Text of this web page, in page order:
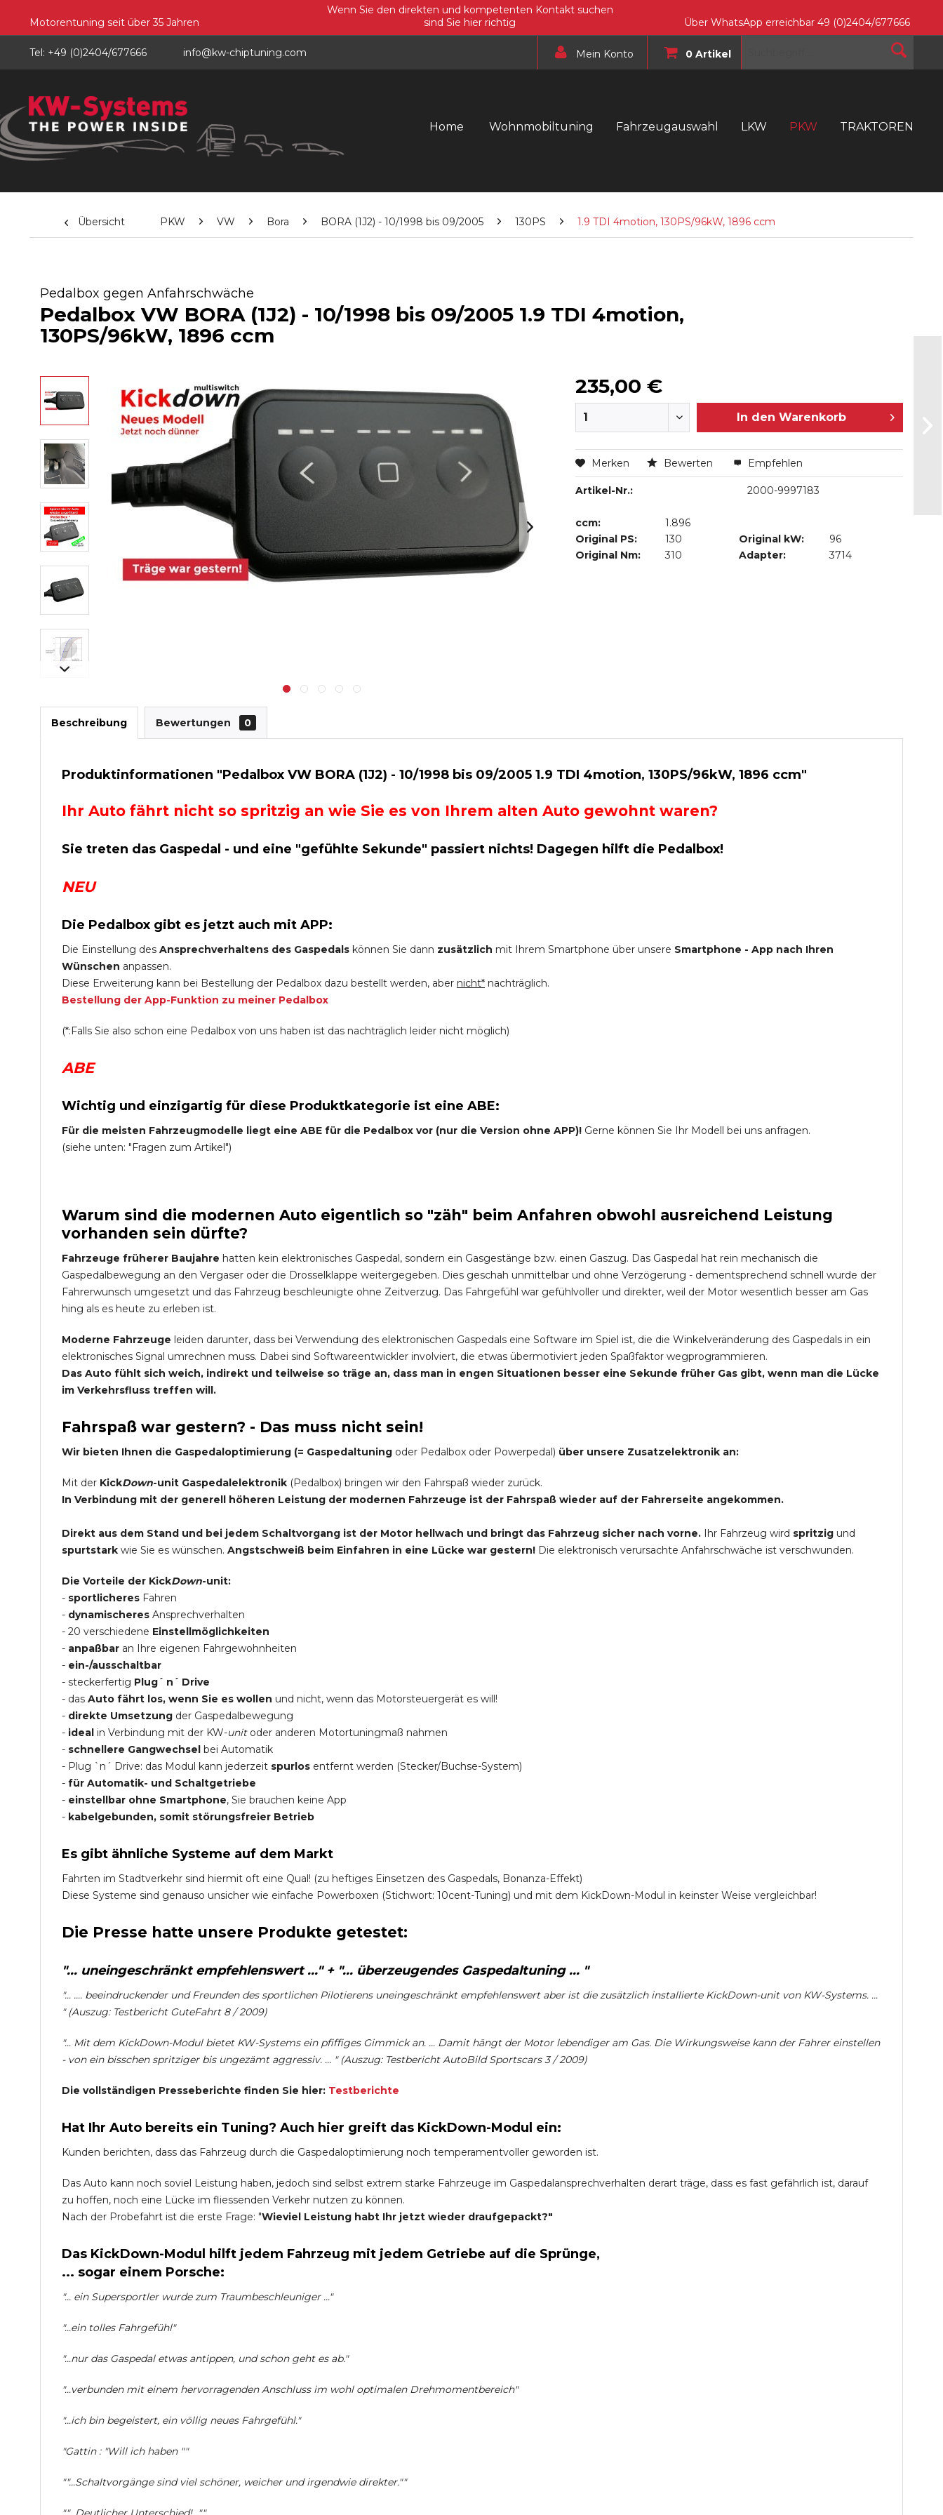
Motorentuning seit über 35 Jahren
Wenn Sie den direkten und kompetenten Kontakt suchen
sind Sie hier richtig
Über WhatsApp erreichbar 49 (0)2404/677666
Tel: +49 (0)2404/677666 info@kw-chiptuning.com Mein Konto 0 Artikel
Home Wohnmobiltuning Fahrzeugauswahl LKW PKW TRAKTOREN
Übersicht PKW VW Bora BORA (1J2) - 10/1998 bis 09/2005 130PS 1.9 TDI 4motion, 130PS/96kW, 1896 ccm
Pedalbox gegen Anfahrschwäche
Pedalbox VW BORA (1J2) - 10/1998 bis 09/2005 1.9 TDI 4motion,
130PS/96kW, 1896 ccm
235,00 €
In den Warenkorb
Merken Bewerten Empfehlen
Artikel-Nr.: 2000-9997183
ccm:
1.896
Original PS:
130 Original kW:
96
Original Nm:
310 Adapter: 3714
Beschreibung Bewertungen 0
Produktinformationen "Pedalbox VW BORA (1J2) - 10/1998 bis 09/2005 1.9 TDI 4motion, 130PS/96kW, 1896 ccm"
Ihr Auto fährt nicht so spritzig an wie Sie es von Ihrem alten Auto gewohnt waren?
Sie treten das Gaspedal - und eine "gefühlte Sekunde" passiert nichts! Dagegen hilft die Pedalbox!
NEU
Die Pedalbox gibt es jetzt auch mit APP:
Die Einstellung des Ansprechverhaltens des Gaspedals können Sie dann zusätzlich mit Ihrem Smartphone über unsere Smartphone - App nach Ihren
Wünschen anpassen.
Diese Erweiterung kann bei Bestellung der Pedalbox dazu bestellt werden, aber nicht* nachträglich.
Bestellung der App-Funktion zu meiner Pedalbox
(*:Falls Sie also schon eine Pedalbox von uns haben ist das nachträglich leider nicht möglich)
ABE
Wichtig und einzigartig für diese Produktkategorie ist eine ABE:
Für die meisten Fahrzeugmodelle liegt eine ABE für die Pedalbox vor (nur die Version ohne APP)! Gerne können Sie Ihr Modell bei uns anfragen.
(siehe unten: "Fragen zum Artikel")
Warum sind die modernen Auto eigentlich so "zäh" beim Anfahren obwohl ausreichend Leistung
vorhanden sein dürfte?
Fahrzeuge früherer Baujahre hatten kein elektronisches Gaspedal, sondern ein Gasgestänge bzw. einen Gaszug. Das Gaspedal hat rein mechanisch die
Gaspedalbewegung an den Vergaser oder die Drosselklappe weitergegeben. Dies geschah unmittelbar und ohne Verzögerung - dementsprechend schnell wurde der
Fahrerwunsch umgesetzt und das Fahrzeug beschleunigte ohne Zeitverzug. Das Fahrgefühl war gefühlvoller und direkter, weil der Motor wesentlich besser am Gas
hing als es heute zu erleben ist.
Moderne Fahrzeuge leiden darunter, dass bei Verwendung des elektronischen Gaspedals eine Software im Spiel ist, die die Winkelveränderung des Gaspedals in ein
elektronisches Signal umrechnen muss. Dabei sind Softwareentwickler involviert, die etwas übermotiviert jeden Spaßfaktor wegprogrammieren.
Das Auto fühlt sich weich, indirekt und teilweise so träge an, dass man in engen Situationen besser eine Sekunde früher Gas gibt, wenn man die Lücke
im Verkehrsfluss treffen will.
Fahrspaß war gestern? - Das muss nicht sein!
Wir bieten Ihnen die Gaspedaloptimierung (= Gaspedaltuning oder Pedalbox oder Powerpedal) über unsere Zusatzelektronik an:
Mit der KickDown-unit Gaspedalelektronik (Pedalbox) bringen wir den Fahrspaß wieder zurück.
In Verbindung mit der generell höheren Leistung der modernen Fahrzeuge ist der Fahrspaß wieder auf der Fahrerseite angekommen.
Direkt aus dem Stand und bei jedem Schaltvorgang ist der Motor hellwach und bringt das Fahrzeug sicher nach vorne. Ihr Fahrzeug wird spritzig und
spurtstark wie Sie es wünschen. Angstschweiß beim Einfahren in eine Lücke war gestern! Die elektronisch verursachte Anfahrschwäche ist verschwunden.
Die Vorteile der KickDown-unit:
- sportlicheres Fahren
- dynamischeres Ansprechverhalten
- 20 verschiedene Einstellmöglichkeiten
- anpaßbar an Ihre eigenen Fahrgewohnheiten
- ein-/ausschaltbar
- steckerfertig Plug´ n´ Drive
- das Auto fährt los, wenn Sie es wollen und nicht, wenn das Motorsteuergerät es will!
- direkte Umsetzung der Gaspedalbewegung
- ideal in Verbindung mit der KW-unitoder anderen Motortuningmaß nahmen
- schnellere Gangwechsel bei Automatik
- Plug `n´ Drive: das Modul kann jederzeit spurlos entfernt werden (Stecker/Buchse-System)
- für Automatik- und Schaltgetriebe
- einstellbar ohne Smartphone, Sie brauchen keine App
- kabelgebunden, somit störungsfreier Betrieb
Es gibt ähnliche Systeme auf dem Markt
Fahrten im Stadtverkehr sind hiermit oft eine Qual! (zu heftiges Einsetzen des Gaspedals, Bonanza-Effekt)
Diese Systeme sind genauso unsicher wie einfache Powerboxen (Stichwort: 10cent-Tuning) und mit dem KickDown-Modul in keinster Weise vergleichbar!
Die Presse hatte unsere Produkte getestet:
"... uneingeschränkt empfehlenswert ..." + "... überzeugendes Gaspedaltuning ... "
"... .... beeindruckender und Freunden des sportlichen Pilotierens uneingeschränkt empfehlenswert aber ist die zusätzlich installierte KickDown-unit von KW-Systems. ...
" (Auszug: Testbericht GuteFahrt 8 / 2009)
"... Mit dem KickDown-Modul bietet KW-Systems ein pfiffiges Gimmick an. ... Damit hängt der Motor lebendiger am Gas. Die Wirkungsweise kann der Fahrer einstellen
- von ein bisschen spritziger bis ungezämt aggressiv. ... " (Auszug: Testbericht AutoBild Sportscars 3 / 2009)
Die vollständigen Presseberichte finden Sie hier: Testberichte
Hat Ihr Auto bereits ein Tuning? Auch hier greift das KickDown-Modul ein:
Kunden berichten, dass das Fahrzeug durch die Gaspedaloptimierung noch temperamentvoller geworden ist.
Das Auto kann noch soviel Leistung haben, jedoch sind selbst extrem starke Fahrzeuge im Gaspedalansprechverhalten derart träge, dass es fast gefährlich ist, darauf
zu hoffen, noch eine Lücke im fliessenden Verkehr nutzen zu können.
Nach der Probefahrt ist die erste Frage: "Wieviel Leistung habt Ihr jetzt wieder draufgepackt?"
Das KickDown-Modul hilft jedem Fahrzeug mit jedem Getriebe auf die Sprünge,
... sogar einem Porsche:
"... ein Supersportler wurde zum Traumbeschleuniger ..."
"...ein tolles Fahrgefühl"
"...nur das Gaspedal etwas antippen, und schon geht es ab."
"...verbunden mit einem hervorragenden Anschluss im wohl optimalen Drehmomentbereich"
"...ich bin begeistert, ein völlig neues Fahrgefühl."
"Gattin : "Will ich haben ""
""...Schaltvorgänge sind viel schöner, weicher und irgendwie direkter.""